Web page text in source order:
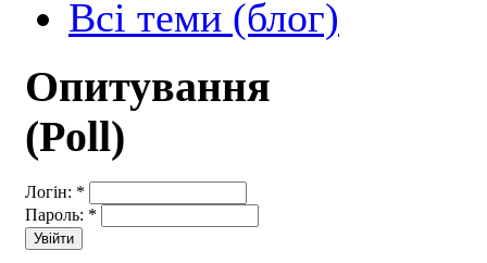
Всі теми (блог)
Опитування
(Poll)
Логін: *
Пароль: *